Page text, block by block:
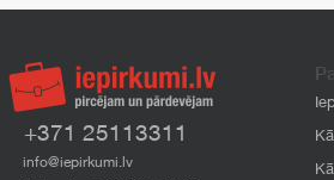
+371 25113311
info@iepirkumi.lv